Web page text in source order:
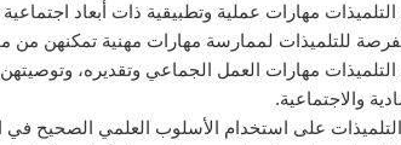
مهارات عملية وتطبيقية ذات أبعاد اجتماعية
للتلميذات لممارسة مهارات مهنية تمكنهن من
مهارات العمل الجماعي وتقديره، وتوصيتهن
والاجتماعية.
على استخدام الأسلوب العلمي الصحيح في